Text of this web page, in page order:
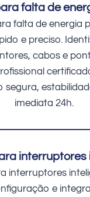
falta de
falta de energia
e preciso.
cabos e
segura,
imediata 24h.
interruptores
interruptores
e